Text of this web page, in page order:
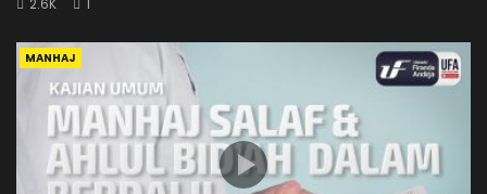
2.6K
MANHAJ